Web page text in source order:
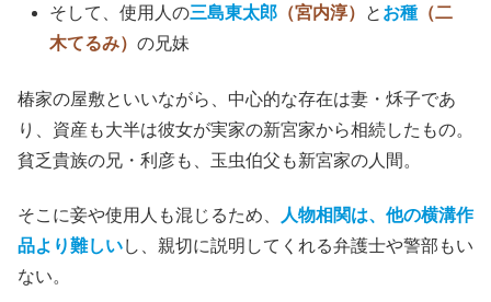
そして、使用人の三島東太郎 （宮内淳） と お種 （二
木てるみ）の兄妹
椿家の屋敷といいながら、中心的な存在は妻・秌子であ
り、資産も大半は彼女が実家の新宮家から相続したもの。
貧乏貴族の兄・利彦も、玉虫伯父も新宮家の人間。
そこに妾や使用人も混じるため、
人物相関は、他の横溝作
品より難しいし、親切に説明してくれる弁護士や警部もい
ない。